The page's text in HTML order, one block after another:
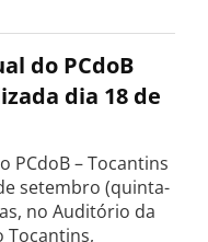
do PCdoB
dia 18 de
PCdoB – Tocantins
setembro (quinta-
no Auditório da
Tocantins,